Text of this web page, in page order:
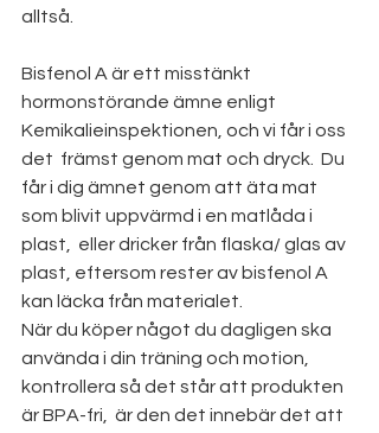
alltså.
Bisfenol A är ett misstänkt
hormonstörande ämne enligt
Kemikalieinspektionen, och vi får i oss
det  främst genom mat och dryck.  Du
får i dig ämnet genom att äta mat
som blivit uppvärmd i en matlåda i
plast,  eller dricker från flaska/ glas av
plast, eftersom rester av bisfenol A
kan läcka från materialet.
När du köper något du dagligen ska
använda i din träning och motion,
kontrollera så det står att produkten
är BPA-fri,  är den det innebär det att